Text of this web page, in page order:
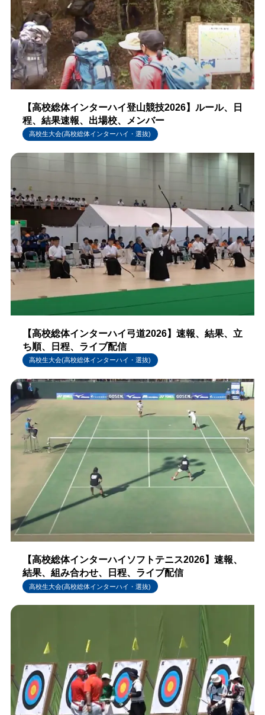
【高校総体インターハイ登山競技2026】ルール、日
程、結果速報、出場校、メンバー
高校生大会(高校総体インターハイ・選抜)
【高校総体インターハイ弓道2026】速報、結果、立
ち順、日程、ライブ配信
高校生大会(高校総体インターハイ・選抜)
【高校総体インターハイソフトテニス2026】速報、
結果、組み合わせ、日程、ライブ配信
高校生大会(高校総体インターハイ・選抜)